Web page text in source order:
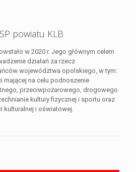
powiatu KLB
w 2020 r. Jego głównym celem
działań za rzecz
województwa opolskiego, w tym:
mającej na celu podnoszenie
przeciwpożarowego, drogowego
kultury fizycznej i sportu oraz
kulturalnej i oświatowej.